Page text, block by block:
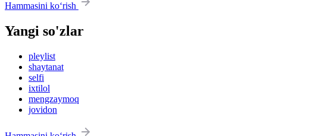
Hammasini ko‘rish
Yangi so'zlar
pleylist
shaytanat
selfi
ixtilol
mengzaymoq
jovidon